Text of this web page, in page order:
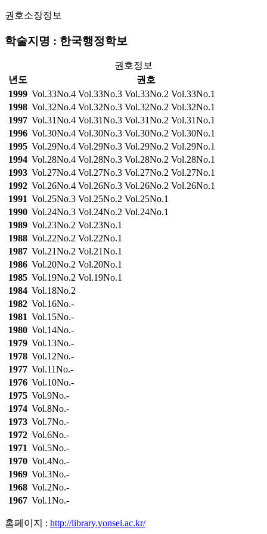
권호소장정보
학술지명 : 한국행정학보
권호정보
년도
권호
1999 Vol.33No.4 Vol.33No.3 Vol.33No.2 Vol.33No.1
1998 Vol.32No.4 Vol.32No.3 Vol.32No.2 Vol.32No.1
1997 Vol.31No.4 Vol.31No.3 Vol.31No.2 Vol.31No.1
1996 Vol.30No.4 Vol.30No.3 Vol.30No.2 Vol.30No.1
1995 Vol.29No.4 Vol.29No.3 Vol.29No.2 Vol.29No.1
1994 Vol.28No.4 Vol.28No.3 Vol.28No.2 Vol.28No.1
1993 Vol.27No.4 Vol.27No.3 Vol.27No.2 Vol.27No.1
1992 Vol.26No.4 Vol.26No.3 Vol.26No.2 Vol.26No.1
1991 Vol.25No.3 Vol.25No.2 Vol.25No.1
1990 Vol.24No.3 Vol.24No.2 Vol.24No.1
1989 Vol.23No.2 Vol.23No.1
1988 Vol.22No.2 Vol.22No.1
1987 Vol.21No.2 Vol.21No.1
1986 Vol.20No.2 Vol.20No.1
1985 Vol.19No.2 Vol.19No.1
1984 Vol.18No.2
1982 Vol.16No.-
1981 Vol.15No.-
1980 Vol.14No.-
1979 Vol.13No.-
1978 Vol.12No.-
1977 Vol.11No.-
1976 Vol.10No.-
1975 Vol.9No.-
1974 Vol.8No.-
1973 Vol.7No.-
1972 Vol.6No.-
1971 Vol.5No.-
1970 Vol.4No.-
1969 Vol.3No.-
1968 Vol.2No.-
1967 Vol.1No.-
홈페이지 : http://library.yonsei.ac.kr/